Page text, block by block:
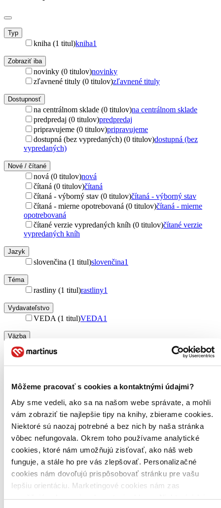
Môžeme pracovať s cookies a kontaktnými údajmi?
Aby sme vedeli, ako sa na našom webe správate, a mohli
vám zobraziť tie najlepšie tipy na knihy, zbierame cookies.
Niektoré sú naozaj potrebné a bez nich by naša stránka
vôbec nefungovala. Okrem toho používame analytické
cookies, ktoré nám umožňujú zisťovať, ako náš web
funguje, a stále ho pre vás zlepšovať. Personalizačné
cookies nám dovoľujú prispôsobovať stránku pre vašu
lepšiu orientáciu. Marketingové cookies nám zas
umožňujú zobrazenie relevantnej reklamy. Niektoré údaje
Typ
kniha (1 titul)kniha1
Zobraziť iba
novinky (0 titulov)novinky
zľavnené tituly (0 titulov)zľavnené tituly
Dostupnosť
na centrálnom sklade (0 titulov)na centrálnom sklade
predpredaj (0 titulov)predpredaj
pripravujeme (0 titulov)pripravujeme
dostupná (bez vypredaných) (0 titulov)dostupná (bez
vypredaných)
Nové / čítané
nová (0 titulov)nová
čítaná (0 titulov)čítaná
čítaná - výborný stav (0 titulov)čítaná - výborný stav
čítaná - mierne opotrebovaná (0 titulov)čítaná - mierne
opotrebovaná
čítané verzie vypredaných kníh (0 titulov)čítané verzie
vypredaných kníh
Jazyk
slovenčina (1 titul)slovenčina1
Téma
rastliny (1 titul)rastliny1
Vydavateľstvo
VEDA (1 titul)VEDA1
Väzba
pevná väzba (1 titul)
Zúžiť výber
Zoradiť
Top hodnotené
Novinky
Najdrahšie
Najlacnejšie
Najvyššia zľava